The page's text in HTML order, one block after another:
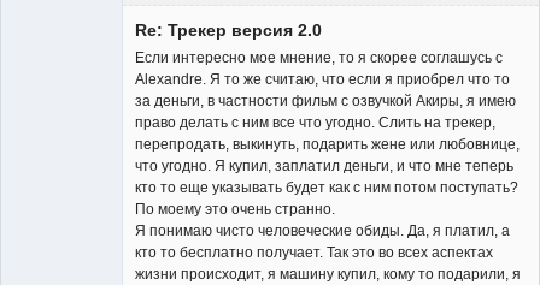
Re: Трекер версия 2.0
Если интересно мое мнение, то я скорее соглашусь с
Alexandre. Я то же считаю, что если я приобрел что то
за деньги, в частности фильм с озвучкой Акиры, я имею
право делать с ним все что угодно. Слить на трекер,
перепродать, выкинуть, подарить жене или любовнице,
что угодно. Я купил, заплатил деньги, и что мне теперь
кто то еще указывать будет как с ним потом поступать?
По моему это очень странно.
Я понимаю чисто человеческие обиды. Да, я платил, а
кто то бесплатно получает. Так это во всех аспектах
жизни происходит, я машину купил, кому то подарили, я